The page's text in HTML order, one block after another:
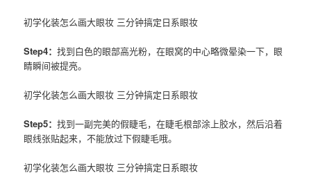
初学化装怎么画大眼妆 三分钟搞定日系眼妆
Step4：找到白色的眼部高光粉，在眼窝的中心略微晕染一下，眼
睛瞬间被提亮。
初学化装怎么画大眼妆 三分钟搞定日系眼妆
Step5：找到一副完美的假睫毛，在睫毛根部涂上胶水，然后沿着
眼线张贴起来，不能放过下假睫毛哦。
初学化装怎么画大眼妆 三分钟搞定日系眼妆